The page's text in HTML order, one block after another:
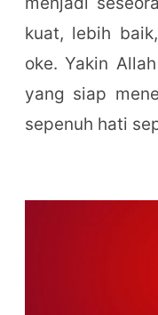
kuat, lebih
oke. Yakin
yang siap
sepenuh hati